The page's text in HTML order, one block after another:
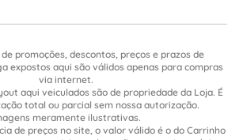
promoções, descontos, preços e prazos de
expostos aqui são válidos apenas para compras
via internet.
aqui veiculados são de propriedade da Loja. É
total ou parcial sem nossa autorização.
meramente ilustrativas.
de preços no site, o valor válido é o do Carrinho